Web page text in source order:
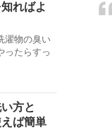
ればよ
濯物の臭い
ったらすっ
方と
ば簡単